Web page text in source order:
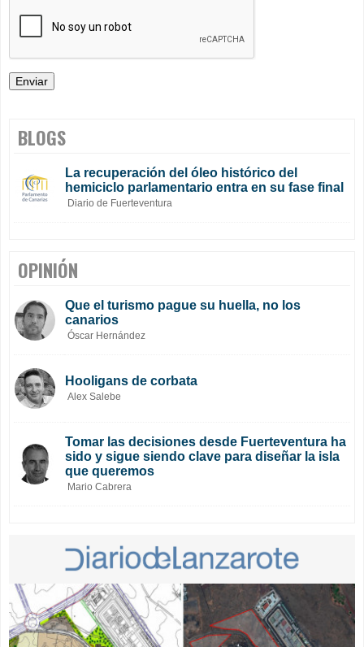
BLOGS
La recuperación del óleo histórico del
hemiciclo parlamentario entra en su fase final
Diario de Fuerteventura
OPINIÓN
Que el turismo pague su huella, no los
canarios
Óscar Hernández
Hooligans de corbata
Alex Salebe
Tomar las decisiones desde Fuerteventura ha
sido y sigue siendo clave para diseñar la isla
que queremos
Mario Cabrera